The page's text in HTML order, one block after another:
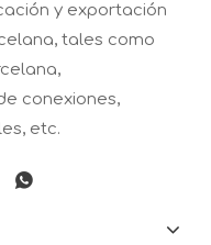
y exportación
tales como
conexiones,
etc.